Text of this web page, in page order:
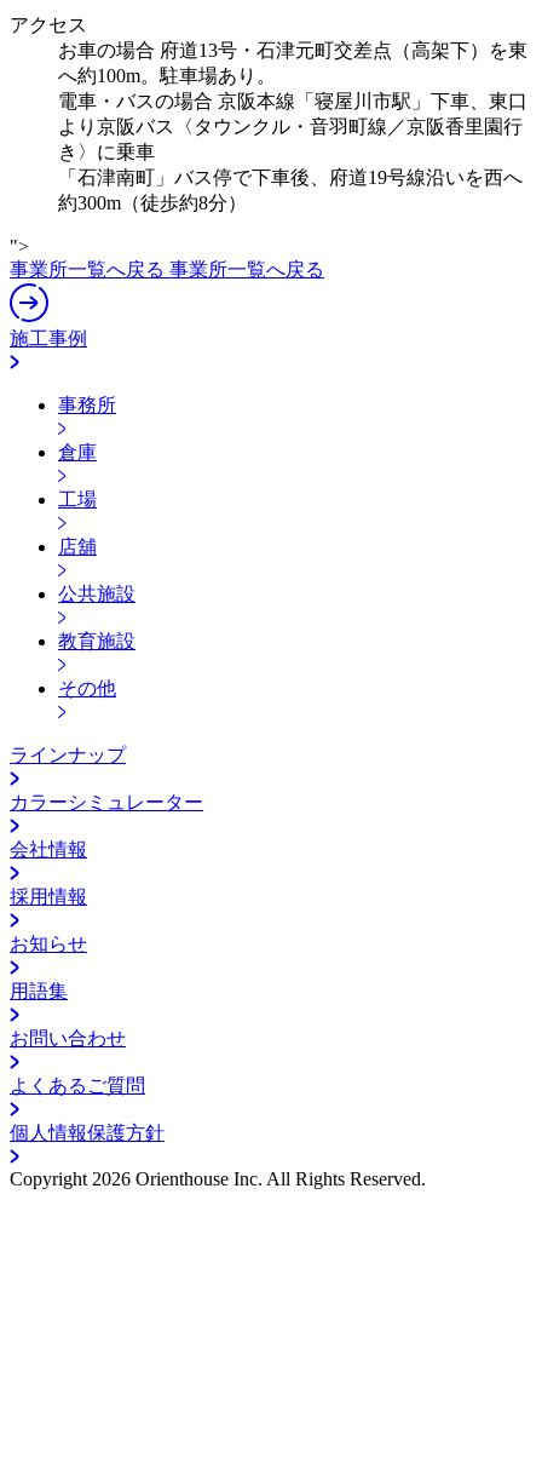
アクセス
お車の場合 府道13号・石津元町交差点（高架下）を東
へ約100m。駐車場あり。
電車・バスの場合 京阪本線「寝屋川市駅」下車、東口
より京阪バス〈タウンクル・音羽町線／京阪香里園行
き〉に乗車
「石津南町」バス停で下車後、府道19号線沿いを西へ
約300m（徒歩約8分）
">
事業所一覧へ戻る 事業所一覧へ戻る
施工事例
事務所
倉庫
工場
店舖
公共施設
教育施設
その他
ラインナップ
カラーシミュレーター
会社情報
採用情報
お知らせ
用語集
お問い合わせ
よくあるご質問
個人情報保護方針
Copyright 2026 Orienthouse Inc. All Rights Reserved.